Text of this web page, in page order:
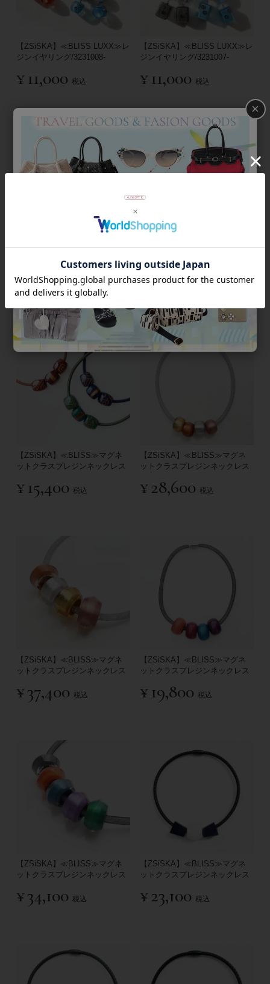
【ZSiSKA】≪BLISS LUXX≫レ
ジンイヤリング/3231008-
¥ 11,000 税込
【ZSiSKA】≪BLISS LUXX≫レ
ジンイヤリング/3231007-
¥ 11,000 税込
【ZSiSKA】≪BLISS≫レジン
ロングイヤリング
¥13,200 税込
【ZSiSKA】≪BLISS≫レジン
ロングイヤリング
¥13,200 税込
【ZSiSKA】≪BLISS≫マグネ
ットクラスプレジンネックレス
¥ 15,400 税込
【ZSiSKA】≪BLISS≫マグネ
ットクラスプレジンネックレス
¥28,600 税込
【ZSiSKA】≪BLISS≫マグネ
ットクラスプレジンネックレス
¥37,400 税込
【ZSiSKA】≪BLISS≫マグネ
ットクラスプレジンネックレス
¥ 19,800 税込
【ZSiSKA】≪BLISS≫マグネ
ットクラスプレジンネックレス
¥34,100 税込
【ZSiSKA】≪BLISS≫マグネ
ットクラスプレジンネックレス
¥23,100 税込
×